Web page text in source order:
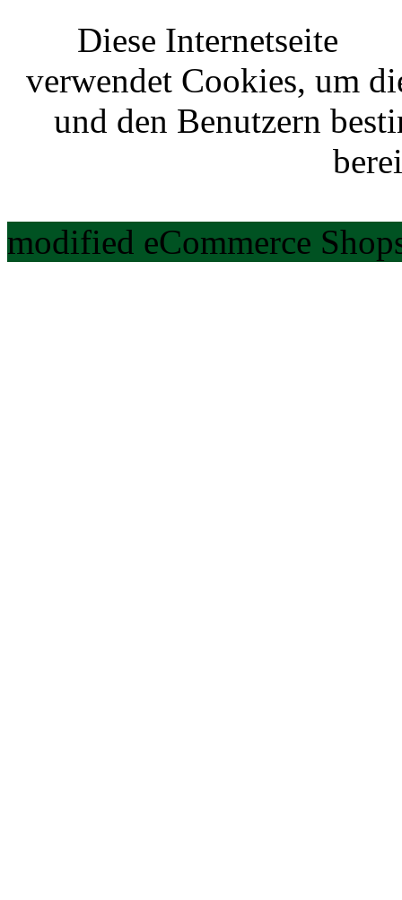
Diese Internetseite
verwendet Cookies, um
und den Benutzern
modified eCommerce